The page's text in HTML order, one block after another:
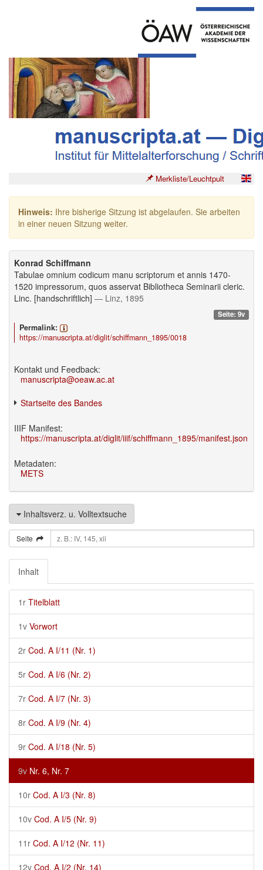
Merkliste/Leuchtpult
Hinweis: Ihre bisherige Sitzung ist abgelaufen. Sie arbeiten
in einer neuen Sitzung weiter.
Konrad Schiffmann
Tabulae omnium codicum manu scriptorum et annis 1470-
1520 impressorum, quos asservat Bibliotheca Seminarii cleric.
Linc. [handschriftlich] — Linz, 1895
Seite: 9v
Permalink:
https://manuscripta.at/diglit/schiffmann_1895/0018
Kontakt und Feedback:
manuscripta@oeaw.ac.at
Startseite des Bandes
IIIF Manifest:
https://manuscripta.at/diglit/iiif/schiffmann_1895/manifest.json
Metadaten:
METS
Inhaltsverz. u. Volltextsuche
Seite
Inhalt
1r Titelblatt
1v Vorwort
2r Cod. A I/11 (Nr. 1)
5r Cod. A I/6 (Nr. 2)
7r Cod. A I/7 (Nr. 3)
8r Cod. A I/9 (Nr. 4)
9r Cod. A I/18 (Nr. 5)
9v Nr. 6, Nr. 7
10r Cod. A I/3 (Nr. 8)
10v Cod. A I/5 (Nr. 9)
11r Cod. A I/12 (Nr. 11)
12v Cod. A I/2 (Nr. 14)